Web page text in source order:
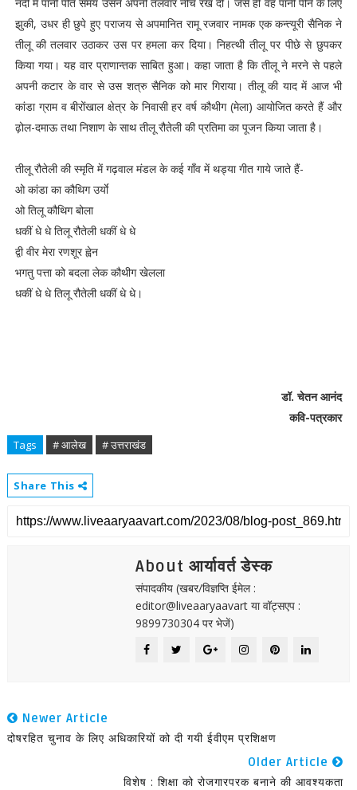
झुकी, उधर ही छुपे हुए पराजय से अपमानित रामू रजवार नामक एक कन्त्यूरी सैनिक ने
तीलू की तलवार उठाकर उस पर हमला कर दिया। निहत्थी तीलू पर पीछे से छुपकर
किया गया। यह वार प्राणान्तक साबित हुआ। कहा जाता है कि तीलू ने मरने से पहले
अपनी कटार के वार से उस शत्रु सैनिक को मार गिराया। तीलू की याद में आज भी
कांडा ग्राम व बीरोंखाल क्षेत्र के निवासी हर वर्ष कौथीग (मेला) आयोजित करते हैं और
ढ़ोल-दमाऊ तथा निशाण के साथ तीलू रौतेली की प्रतिमा का पूजन किया जाता है।
तीलू रौतेली की स्मृति में गढ़वाल मंडल के कई गाँव में थड्या गीत गाये जाते हैं-
ओ कांडा का कौथिग उर्याे
ओ तिलू कौथिग बोला
धकीं धे धे तिलू रौतेली धकीं धे धे
द्वी वीर मेरा रणशूर ह्वेन
भगतु पत्ता को बदला लेक कौथीग खेलला
धकीं धे धे तिलू रौतेली धकीं धे धे।
डॉ. चेतन आनंद
कवि-पत्रकार
Tags # आलेख # उत्तराखंड
Share This
About आर्यावर्त डेस्क
संपादकीय (खबर/विज्ञप्ति ईमेल :
editor@liveaaryaavart या वॉट्सएप :
9899730304 पर भेजें)
Newer Article
दोषरहित चुनाव के लिए अधिकारियों को दी गयी ईवीएम प्रशिक्षण
Older Article
विशेष : शिक्षा को रोजगारपरक बनाने की आवश्यकता